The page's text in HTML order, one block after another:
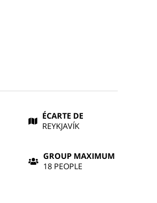
ÉCARTE DE
REYKJAVÍK
GROUP MAXIMUM
18 PEOPLE